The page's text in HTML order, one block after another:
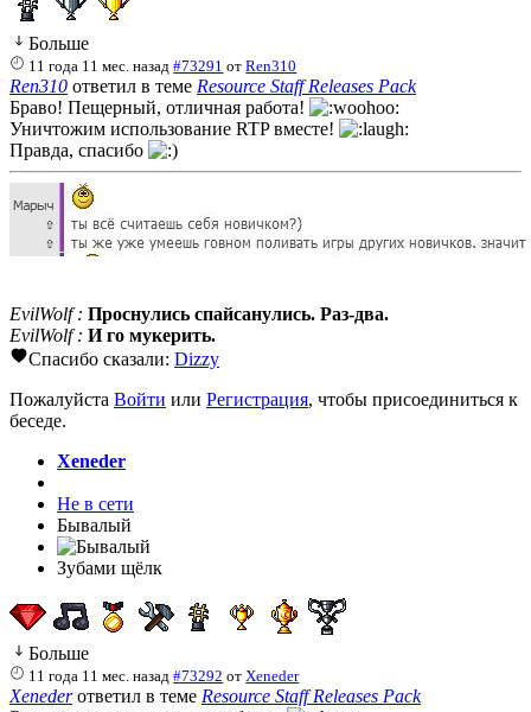
Больше
11 года 11 мес. назад #73291 отRen310
Ren310 ответил в теме Resource Staff Releases Pack
Браво! Пещерный, отличная работа!
Уничтожим использование RTP вместе!
Правда, спасибо
EvilWolf : Проснулись спайсанулись. Раз-два.
EvilWolf : И го мукерить.
Спасибо сказали: Dizzy
Пожалуйста Войти или Регистрация, чтобы присоединиться к
беседе.
Xeneder
Не в сети
Бывалый
Зубами щёлк
Больше
11 года 11 мес. назад #73292 отXeneder
Xenederответил в теме Resource Staff Releases Pack